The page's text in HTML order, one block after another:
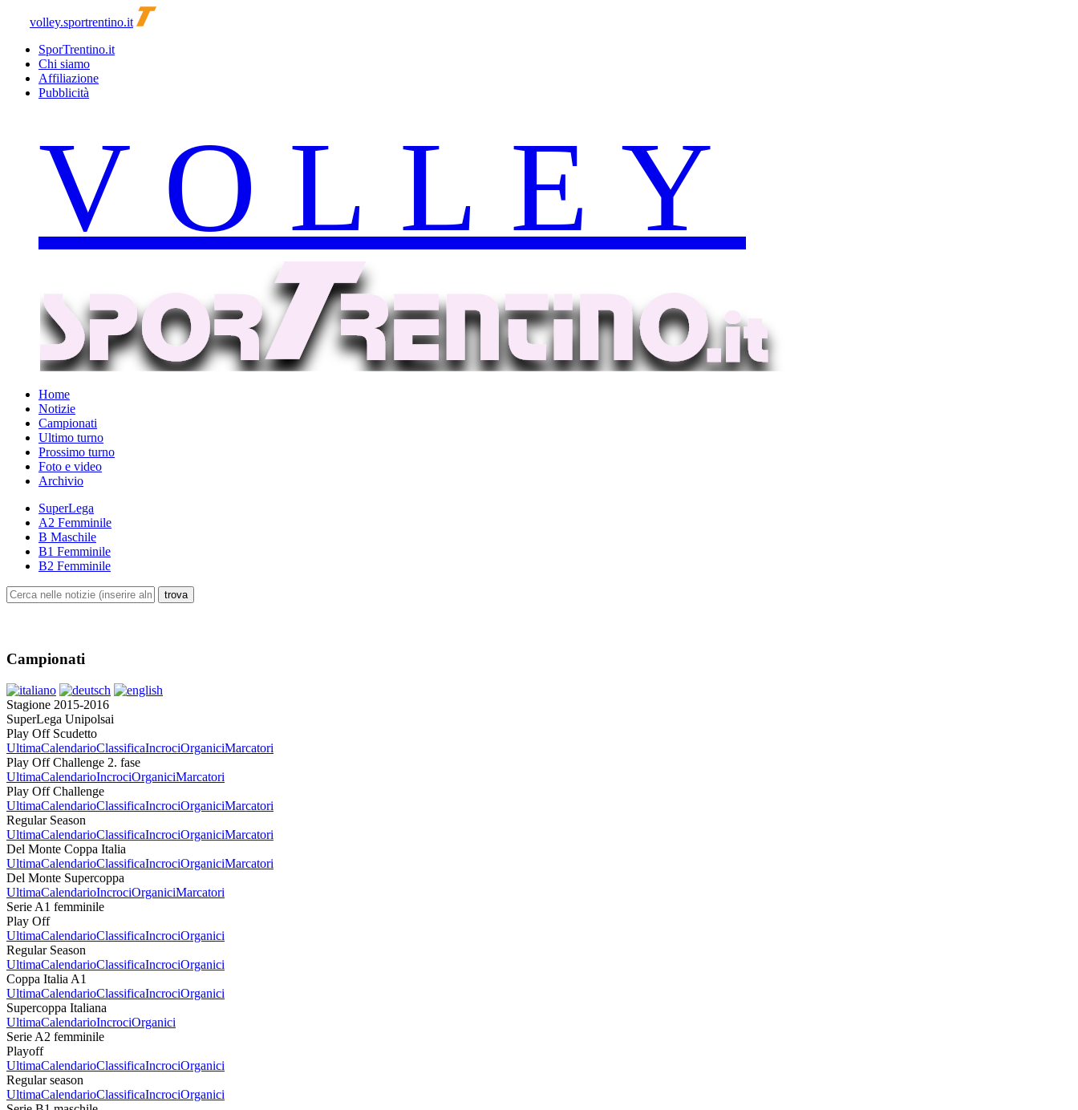
volley.sportrentino.it
SporTrentino.it
Chi siamo
Affiliazione
Pubblicità
Home
Notizie
Campionati
Ultimo turno
Prossimo turno
Foto e video
Archivio
SuperLega
A2 Femminile
B Maschile
B1 Femminile
B2 Femminile
Campionati
Stagione 2015-2016
SuperLega Unipolsai
Play Off Scudetto
UltimaCalendarioClassificaIncrociOrganiciMarcatori
Play Off Challenge 2. fase
UltimaCalendarioIncrociOrganiciMarcatori
Play Off Challenge
UltimaCalendarioClassificaIncrociOrganiciMarcatori
Regular Season
UltimaCalendarioClassificaIncrociOrganiciMarcatori
Del Monte Coppa Italia
UltimaCalendarioClassificaIncrociOrganiciMarcatori
Del Monte Supercoppa
UltimaCalendarioIncrociOrganiciMarcatori
Serie A1 femminile
Play Off
UltimaCalendarioClassificaIncrociOrganici
Regular Season
UltimaCalendarioClassificaIncrociOrganici
Coppa Italia A1
UltimaCalendarioClassificaIncrociOrganici
Supercoppa Italiana
UltimaCalendarioIncrociOrganici
Serie A2 femminile
Playoff
UltimaCalendarioClassificaIncrociOrganici
Regular season
UltimaCalendarioClassificaIncrociOrganici